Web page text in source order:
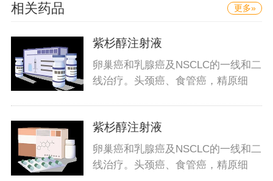
相关药品 更多»
紫杉醇注射液
卵巢癌和乳腺癌及NSCLC的一线和二
线治疗。头颈癌、食管癌，精原细
紫杉醇注射液
卵巢癌和乳腺癌及NSCLC的一线和二
线治疗。头颈癌、食管癌，精原细